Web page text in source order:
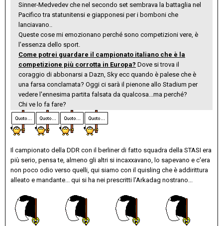
Sinner-Medvedev che nel secondo set sembrava la battaglia nel
Pacifico tra statunitensi e giapponesi per i bomboni che
lanciavano..
Queste cose mi emozionano perché sono competizioni vere, è
l'essenza dello sport.
Come potrei guardare il campionato italiano che è la
competizione più corrotta in Europa? Dove si trova il
coraggio di abbonarsi a Dazn, Sky ecc quando è palese che è
una farsa conclamata? Oggi ci sarà il pienone allo Stadium per
vedere l'ennesima partita falsata da qualcosa...ma perché?
Chi ve lo fa fare?
Il campionato della DDR con il berliner di fatto squadra della STASI era
più serio, pensa te, almeno gli altri si incaxxavano, lo sapevano e c'era
non poco odio verso quelli, qui siamo con il quisling che è addirittura
alleato e mandante... qui si ha nei prescritti l'Arkadag nostrano...